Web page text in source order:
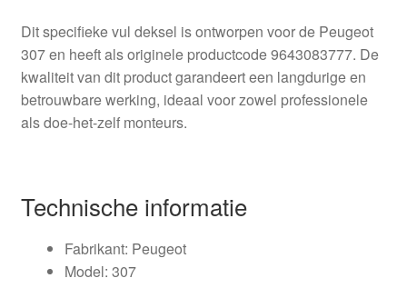
Dit specifieke vul deksel is ontworpen voor de Peugeot
307 en heeft als originele productcode 9643083777. De
kwaliteit van dit product garandeert een langdurige en
betrouwbare werking, ideaal voor zowel professionele
als doe-het-zelf monteurs.
Technische informatie
Fabrikant: Peugeot
Model: 307